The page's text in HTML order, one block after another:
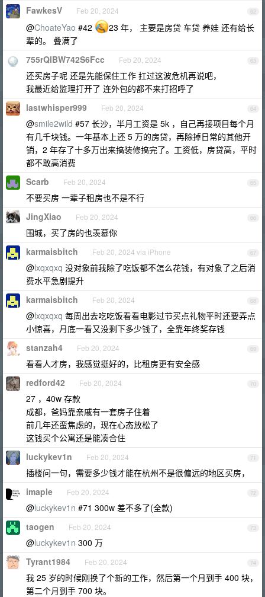
62
FawkesV Feb 20, 2024
@ChoateYao #42
23 年， 主要是房贷 车贷 养娃 还有给长
辈的。 叠满了
63
755rQlBW742S6Fcc Feb 20, 2024
还买房子呢 还是先能保住工作 扛过这波危机再说吧，
我最近给监理打开了 连外包的都不来打招呼了
64
lastwhisper999 Feb 20, 2024
@smile2wild #57 长沙，半月工资是 5k ，自己再接项目每个月
有几千块钱。一年基本上还 5 万的房贷，再除掉日常的其他开
销，2 年存了十多万出来搞装修搞完了。工资低，房贷高，平时
都不敢高消费
65
Scarb Feb 20, 2024
不要买房 一辈子租房也不是不行
66
JingXiao Feb 20, 2024
围城，买了房的也羡慕你
67
karmaisbitch Feb 20, 2024 via iPhone
@lxqxqxq 没对象前我除了吃饭都不怎么花钱，有对象了之后消
费水平急剧提升
68
karmaisbitch Feb 20, 2024
@lxqxqxq 每周出去吃吃饭看看电影过节买点礼物平时还要弄点
小惊喜，月底一看又没剩下多少钱了，全靠年终奖存钱
69
stanzah4 Feb 20, 2024
看看人才房，我感觉挺好的，比租房更有安全感
70
redford42 Feb 20, 2024
27 ，40w 存款
成都，爸妈靠亲戚有一套房子住着
前几年还蛮焦虑的，现在心态放松了
这钱买个公寓还是能凑合住
71
luckykev1n Feb 20, 2024
插楼问一句，需要多少钱才能在杭州不是很偏远的地区买房，
72
imaple Feb 20, 2024
@luckykev1n #71 300w 差不多了(全款)
73
taogen Feb 20, 2024
@luckykev1n 300 万
74
Tyrant1984 Feb 20, 2024
我 25 岁的时候刚换了个新的工作，然后第一个月到手 400 块，
第二个月到手 700 块。